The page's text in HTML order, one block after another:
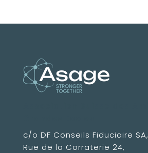
c/o DF Conseils Fiduciaire SA,
Rue de la Corraterie 24,